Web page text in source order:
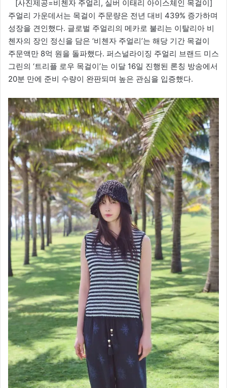
[사진제공=비첸자 주얼리, 실버 이태리 아이스체인 목걸이]
주얼리 가운데서는 목걸이 주문량은 전년 대비 439% 증가하며
성장을 견인했다. 글로벌 주얼리의 메카로 불리는 이탈리아 비
첸자의 장인 정신을 담은 ‘비첸자 주얼리’는 해당 기간 목걸이
주문액만 8억 원을 돌파했다. 퍼스널라이징 주얼리 브랜드 미스
그린의 ‘트리플 로우 목걸이’는 이달 16일 진행된 론칭 방송에서
20분 만에 준비 수량이 완판되며 높은 관심을 입증했다.